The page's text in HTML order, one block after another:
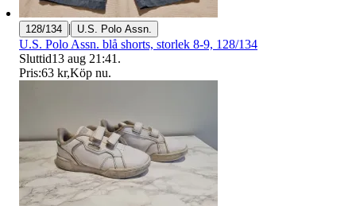
128/134 | U.S. Polo Assn.
U.S. Polo Assn. blå shorts, storlek 8-9, 128/134
Sluttid13 aug 21:41 .
Pris:63 kr,Köp nu.